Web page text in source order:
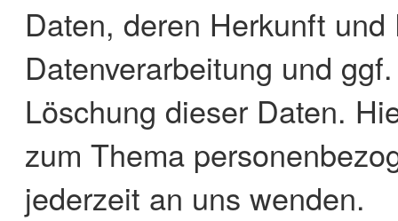
Daten, deren Herkunft
Datenverarbeitung und
Löschung dieser Daten.
zum Thema
jederzeit an uns wenden.